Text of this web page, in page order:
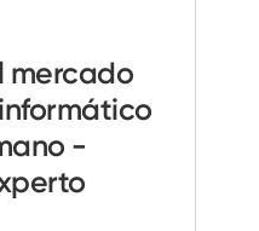
mercado
-